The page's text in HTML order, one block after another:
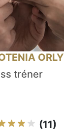
ORLY
tréner
(11)